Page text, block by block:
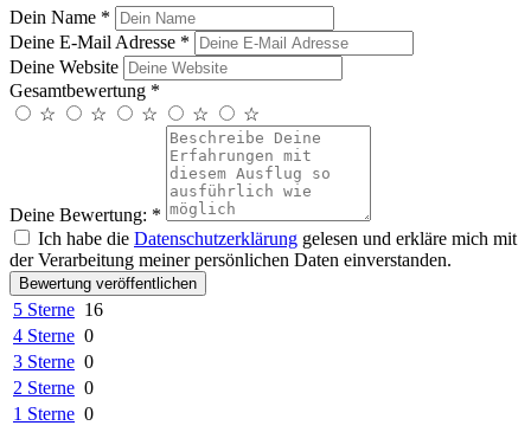
Dein Name *
Deine E-Mail Adresse *
Deine Website
Gesamtbewertung *
☆
☆ ☆ ☆ ☆
Deine Bewertung: *
Ich habe die Datenschutzerklärung gelesen und erkläre mich mit
der Verarbeitung meiner persönlichen Daten einverstanden.
Bewertung veröffentlichen
5 Sterne 16
4 Sterne 0
3 Sterne 0
2 Sterne 0
1 Sterne 0